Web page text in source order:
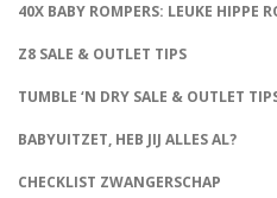
40X BABY ROMPERS: LEUKE HIPPE
Z8 SALE & OUTLET TIPS
TUMBLE ‘N DRY SALE & OUTLET
BABYUITZET, HEB JIJ ALLES AL?
CHECKLIST ZWANGERSCHAP